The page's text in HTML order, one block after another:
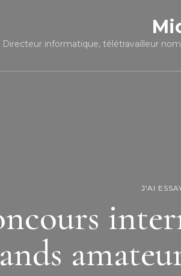
Directeur informatique, télétravailleur
J'AI